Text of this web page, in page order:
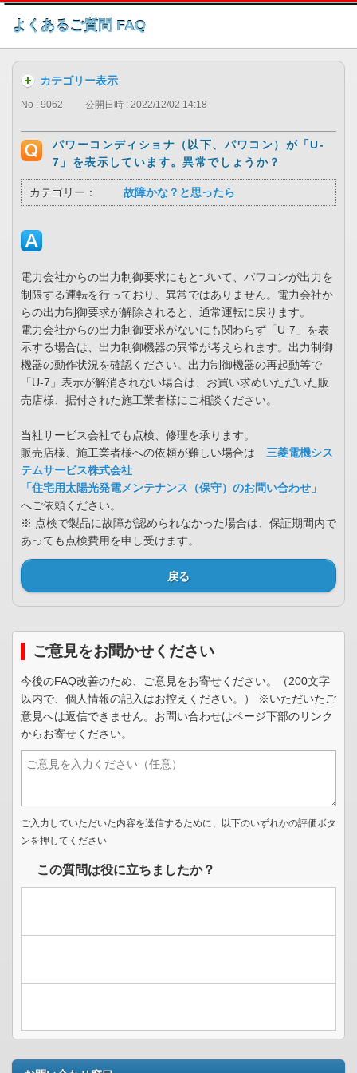
このページの本文へ
よくあるご質問 FAQ
カテゴリー表示
No : 9062 公開日時 : 2022/12/02 14:18
パワーコンディショナ（以下、パワコン）が「U-
7」を表示しています。異常でしょうか？
カテゴリー： 故障かな？と思ったら
電力会社からの出力制御要求にもとづいて、パワコンが出力を
制限する運転を行っており、異常ではありません。電力会社か
らの出力制御要求が解除されると、通常運転に戻ります。
電力会社からの出力制御要求がないにも関わらず「U-7」を表
示する場合は、出力制御機器の異常が考えられます。出力制御
機器の動作状況を確認ください。出力制御機器の再起動等で
「U-7」表示が解消されない場合は、お買い求めいただいた販
売店様、据付された施工業者様にご相談ください。
当社サービス会社でも点検、修理を承ります。
販売店様、施工業者様への依頼が難しい場合は 三菱電機シス
テムサービス株式会社
「住宅用太陽光発電メンテナンス（保守）のお問い合わせ」
へご依頼ください。
※ 点検で製品に故障が認められなかった場合は、保証期間内で
あっても点検費用を申し受けます。
戻る
ご意見をお聞かせください
今後のFAQ改善のため、ご意見をお寄せください。（200文字
以内で、個人情報の記入はお控えください。） ※いただいたご
意見へは返信できません。お問い合わせはページ下部のリンク
からお寄せください。
ご入力していただいた内容を送信するために、以下のいずれかの評価ボタ
ンを押してください
この質問は役に立ちましたか？